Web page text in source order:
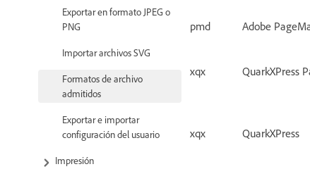
Exportar en formato JPEG o
PNG
Importar archivos SVG
Formatos de archivo
admitidos
Exportar e importar
configuración del usuario
Impresión
pmd Adobe
xqx QuarkXPress
xqx QuarkXPress